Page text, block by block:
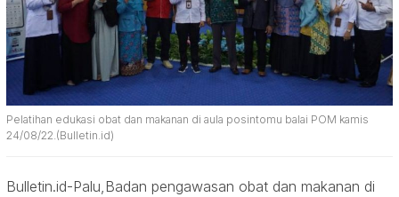
Pelatihan edukasi obat dan makanan di aula posintomu balai POM kamis
24/08/22.(Bulletin.id)
Bulletin.id-Palu,Badan pengawasan obat dan makanan di